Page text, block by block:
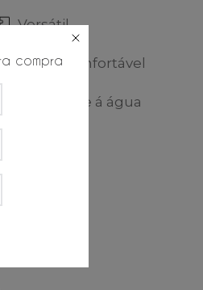
Versátil
Leve e confortável
Repelente á água
compra